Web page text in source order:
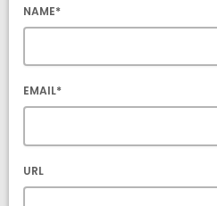
NAME*
EMAIL*
URL